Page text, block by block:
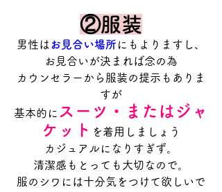
②服装
男性は お見合い場所 にもよりますし、
お見合いが決まれば念の為
カウンセラーから服装の提示もありま
すが
基本的に スーツ・またはジャ
ケット を着用しましょう
カジュアルになりすぎず。
清潔感もとっても大切なので。
服のシワには十分気をつけて欲しいで